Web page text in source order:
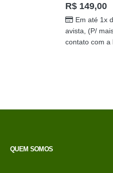
0out of 5
R$ 149,00
Em até 1x
avista, (P/
contato com a
QUEM SOMOS